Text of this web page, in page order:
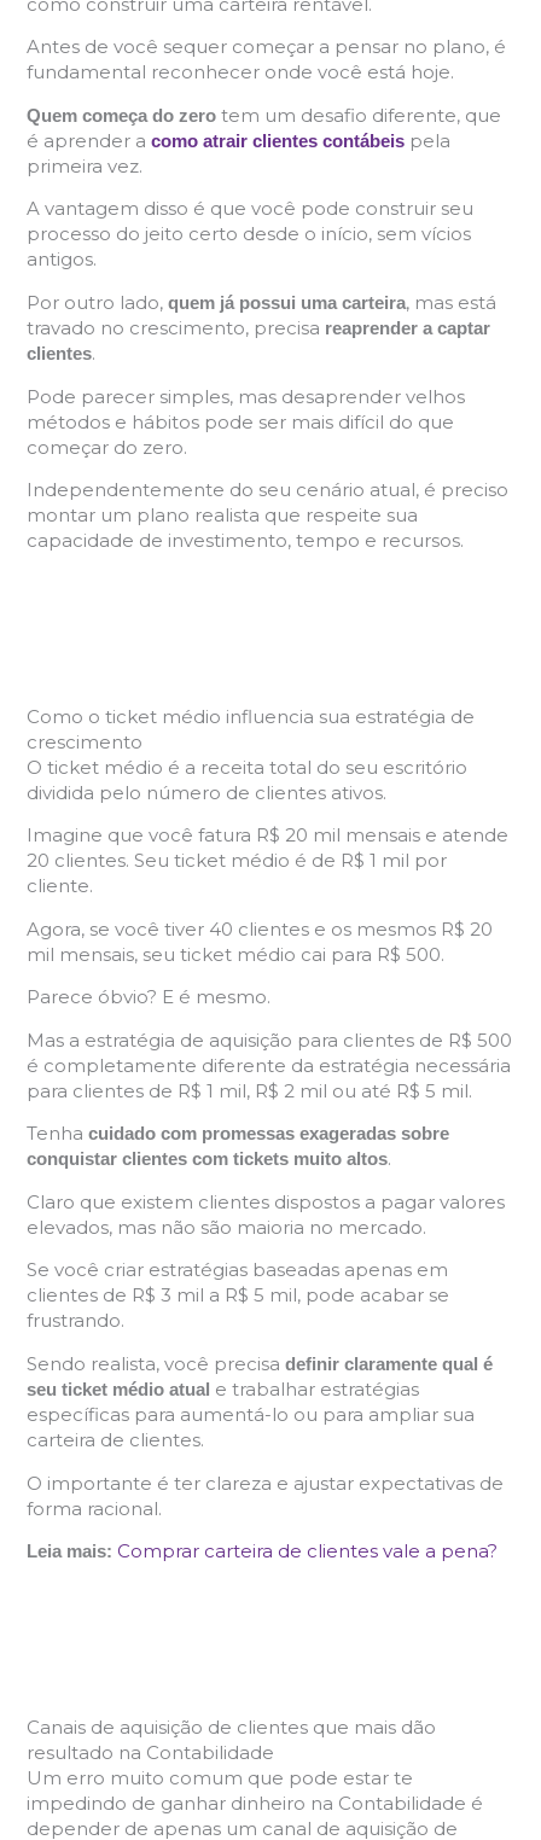
Antes de você sequer começar a pensar no plano, é
fundamental reconhecer onde você está hoje.
Quem começa do zerotem um desafio diferente, que
é aprender a como atrair clientes contábeispela
primeira vez.
A vantagem disso é que você pode construir seu
processo do jeito certo desde o início, sem vícios
antigos.
Por outro lado, quem já possui uma carteira, mas está
travado no crescimento, precisa reaprender a captar
clientes.
Pode parecer simples, mas desaprender velhos
métodos e hábitos pode ser mais difícil do que
começar do zero.
Independentemente do seu cenário atual, é preciso
montar um plano realista que respeite sua
capacidade de investimento, tempo e recursos.
Como o ticket médio influencia sua estratégia de
crescimento
O ticket médio é a receita total do seu escritório
dividida pelo número de clientes ativos.
Imagine que você fatura R$ 20 mil mensais e atende
20 clientes. Seu ticket médio é de R$ 1 mil por
cliente.
Agora, se você tiver 40 clientes e os mesmos R$ 20
mil mensais, seu ticket médio cai para R$ 500.
Parece óbvio? E é mesmo.
Mas a estratégia de aquisição para clientes de R$ 500
é completamente diferente da estratégia necessária
para clientes de R$ 1 mil, R$ 2 mil ou até R$ 5 mil.
Tenha cuidado com promessas exageradas sobre
conquistar clientes com tickets muito altos.
Claro que existem clientes dispostos a pagar valores
elevados, mas não são maioria no mercado.
Se você criar estratégias baseadas apenas em
clientes de R$ 3 mil a R$ 5 mil, pode acabar se
frustrando.
Sendo realista, você precisa definir claramente qual é
seu ticket médio atual e trabalhar estratégias
específicas para aumentá-lo ou para ampliar sua
carteira de clientes.
O importante é ter clareza e ajustar expectativas de
forma racional.
Leia mais: Comprar carteira de clientes vale a pena?
Canais de aquisição de clientes que mais dão
resultado na Contabilidade
Um erro muito comum que pode estar te
impedindo de ganhar dinheiro na Contabilidade é
depender de apenas um canal de aquisição de